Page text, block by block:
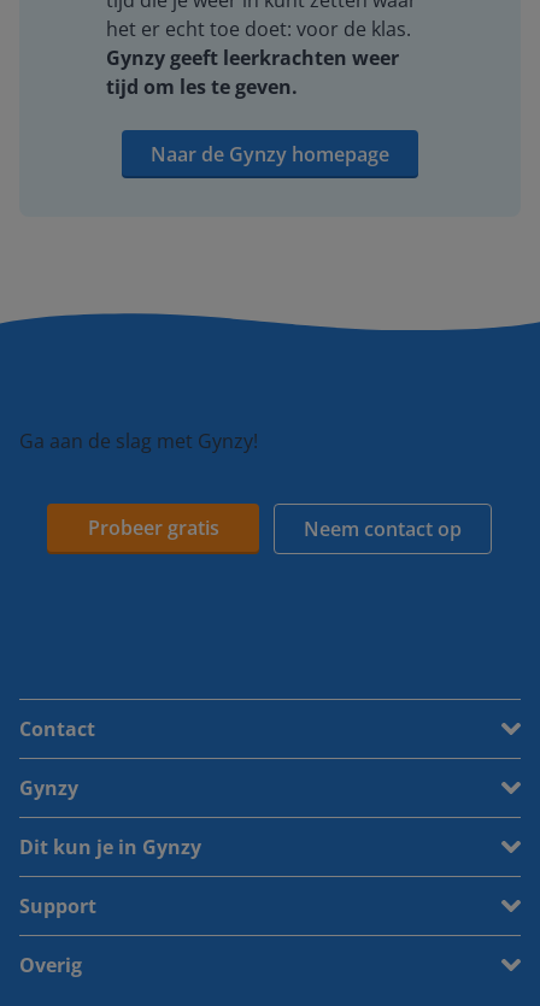
het er echt toe doet: voor de klas.
Gynzy geeft leerkrachten weer
tijd om les te geven.
Naar de Gynzy homepage
Ga aan de slag met Gynzy!
Probeer gratis Neem contact op
Contact
Gynzy
Dit kun je in Gynzy
Support
Overig